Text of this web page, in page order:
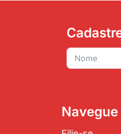
Navegue